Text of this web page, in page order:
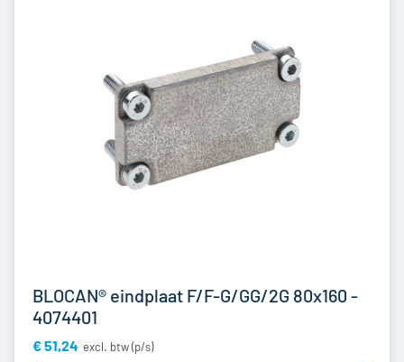
BLOCAN® eindplaat F/F-G/GG/2G 80x160 -
4074401
€ 51,24